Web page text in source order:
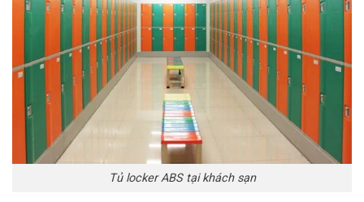
Tủ locker ABS tại khách sạn